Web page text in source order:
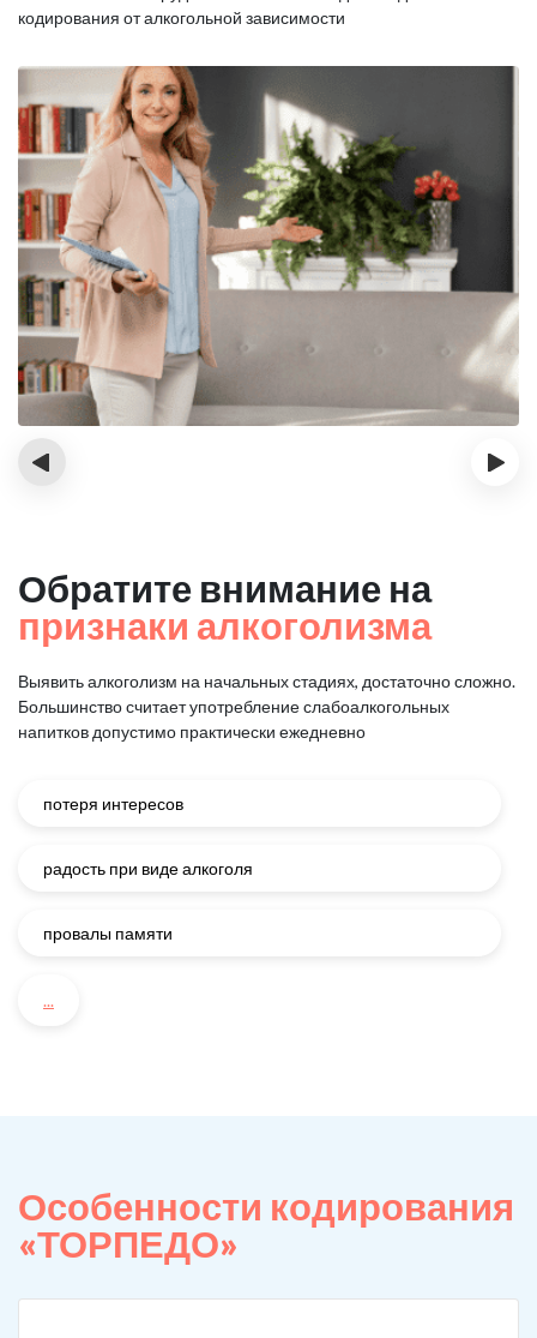
кодирования от алкогольной зависимости
‹ ›
Обратите внимание на
признаки алкоголизма
Выявить алкоголизм на начальных стадиях, достаточно сложно.
Большинство считает употребление слабоалкогольных
напитков допустимо практически ежедневно
потеря интересов
радость при виде алкоголя
провалы памяти
...
Особенности кодирования
«ТОРПЕДО»